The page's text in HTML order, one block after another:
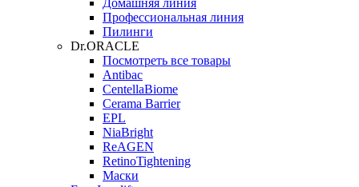
Домашняя линия
Профессиональная линия
Пилинги
Dr.ORACLE
Посмотреть все товары
Antibac
CentellaBiome
Cerama Barrier
EPL
NiaBright
ReAGEN
RetinoTightening
Маски